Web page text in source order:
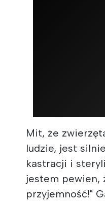
Mit, że
ludzie, jest
kastracji i
jestem pewien,
przyjemność!"